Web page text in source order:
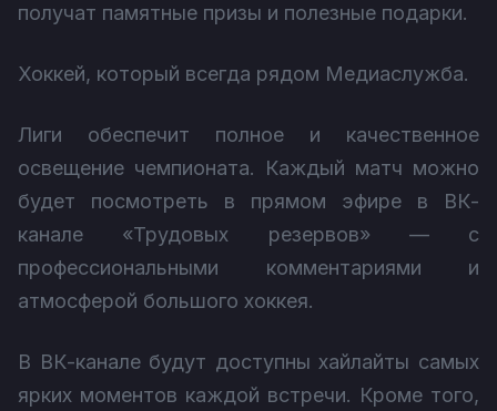
получат памятные призы и полезные подарки.
Хоккей, который всегда рядом Медиаслужба.
Лиги обеспечит полное и качественное
освещение чемпионата. Каждый матч можно
будет посмотреть в прямом эфире в ВК-
канале «Трудовых резервов» — с
профессиональными комментариями и
атмосферой большого хоккея.
В ВК-канале будут доступны хайлайты самых
ярких моментов каждой встречи. Кроме того,